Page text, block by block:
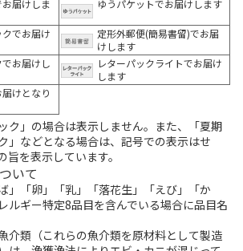
届けしま
ゆうパケットでお届けします
でお届け
定形外郵便(簡易書留)でお届
けします
お届けし
レターパックライトでお届け
します
けとなり
ク」の場合は表示しません。また、「夏期
」などとなる場合は、記号での表示はせ
を表示しています。
いて
」「卵」「乳」「落花生」「えび」「か
ルギー特定8品目を含んでいる場合に品目名
介類（これらの魚介類を原材料として製造